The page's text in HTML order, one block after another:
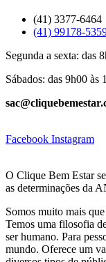
(41) 3377-6464
(41) 99178-
Segunda a sexta: das
Sábados: das 9h00 às
Facebook Instagram
O Clique Bem Estar
as determinações da
Somos muito mais
Temos uma filosofia
ser humano. Para
mundo. Oferece um